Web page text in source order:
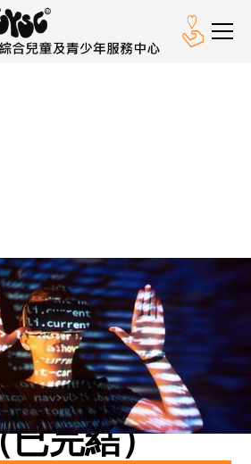
編寫歷奇
已完結）